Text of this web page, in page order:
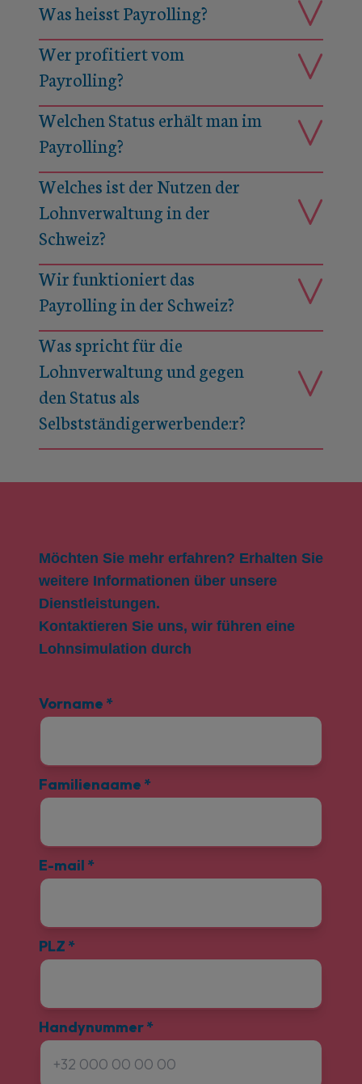
Was heisst Payrolling?
Wer profitiert vom
Payrolling?
Welchen Status erhält man im
Payrolling?
Welches ist der Nutzen der
Lohnverwaltung in der
Schweiz?
Wir funktioniert das
Payrolling in der Schweiz?
Was spricht für die
Lohnverwaltung und gegen
den Status als
Selbstständigerwerbende:r?
Möchten Sie mehr erfahren? Erhalten Sie
weitere Informationen über unsere
Dienstleistungen.
Kontaktieren Sie uns, wir führen eine
Lohnsimulation durch
Vorname *
Familienaame *
E-mail *
PLZ *
Handynummer*